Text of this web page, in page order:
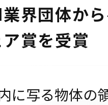
界団体か
賞を受賞
に写る物体の